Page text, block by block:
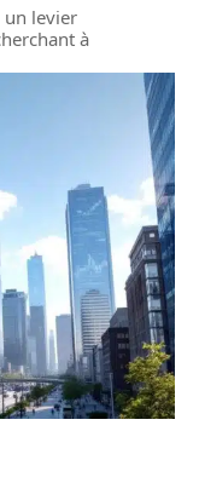
un levier
à